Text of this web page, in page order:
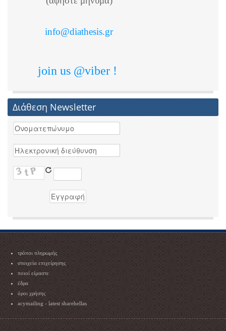
info@diathesis.gr
join us @viber !
Διάθεση Newsletter
τρόποι πληρωμής
στοιχεία επιχείρησης
ποιοί είμαστε
έδρα
όροι χρήσης
acymailing - latest sharehellas